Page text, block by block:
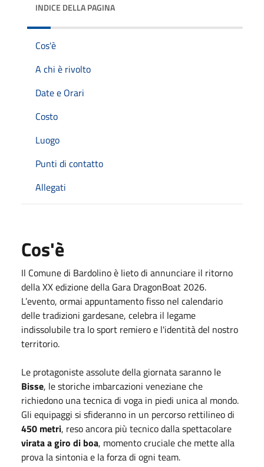
INDICE DELLA PAGINA
Cos'è
A chi è rivolto
Date e Orari
Costo
Luogo
Punti di contatto
Allegati
Cos'è
Il Comune di Bardolino è lieto di annunciare il ritorno
della XX edizione della Gara DragonBoat 2026.
L’evento, ormai appuntamento fisso nel calendario
delle tradizioni gardesane, celebra il legame
indissolubile tra lo sport remiero e l'identità del nostro
territorio.
Le protagoniste assolute della giornata saranno le
Bisse, le storiche imbarcazioni veneziane che
richiedono una tecnica di voga in piedi unica al mondo.
Gli equipaggi si sfideranno in un percorso rettilineo di
450 metri, reso ancora più tecnico dalla spettacolare
virata a giro di boa, momento cruciale che mette alla
prova la sintonia e la forza di ogni team.